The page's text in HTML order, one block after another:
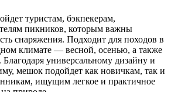
туристам, бэкпекерам,
пикников, которым важны
снаряжения. Подходит для походов в
климате — весной, осенью, а также
универсальному дизайну и
мешок подойдет как новичкам, так и
ищущим легкое и практичное